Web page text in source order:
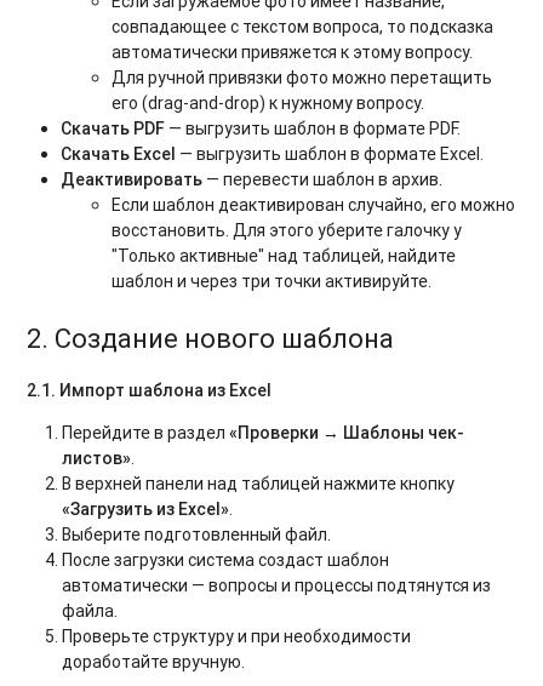
совпадающее с текстом вопроса, то подсказка
автоматически привяжется к этому вопросу.
Для ручной привязки фото можно перетащить
его (drag-and-drop) к нужному вопросу.
Скачать PDF — выгрузить шаблон в формате PDF.
Скачать Excel — выгрузить шаблон в формате Excel.
Деактивировать — перевести шаблон в архив.
Если шаблон деактивирован случайно, его можно
восстановить. Для этого уберите галочку у
"Только активные" над таблицей, найдите
шаблон и через три точки активируйте.
2. Создание нового шаблона
2.1. Импорт шаблона из Excel
Перейдите в раздел«Проверки → Шаблоны чек-
листов»
В верхней панели над таблицей нажмите кнопку
«Загрузить из Excel»
Выберите подготовленный файл.
После загрузки система создаст шаблон
автоматически — вопросы и процессы подтянутся из
файла.
Проверьте структуру и при необходимости
доработайте вручную.